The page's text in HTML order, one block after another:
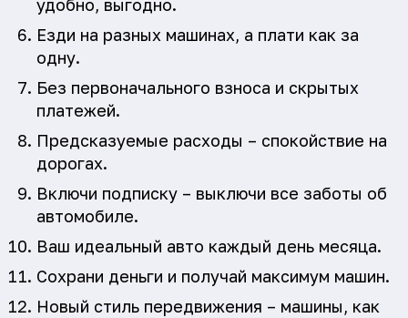
удобно, выгодно.
Езди на разных машинах, а плати как за
одну.
Без первоначального взноса и скрытых
платежей.
Предсказуемые расходы – спокойствие на
дорогах.
Включи подписку – выключи все заботы об
автомобиле.
Ваш идеальный авто каждый день месяца.
Сохрани деньги и получай максимум машин.
Новый стиль передвижения – машины, как